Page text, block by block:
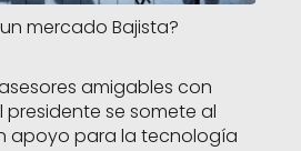
mercado Bajista?
amigables con
presidente se somete al
apoyo para la tecnología